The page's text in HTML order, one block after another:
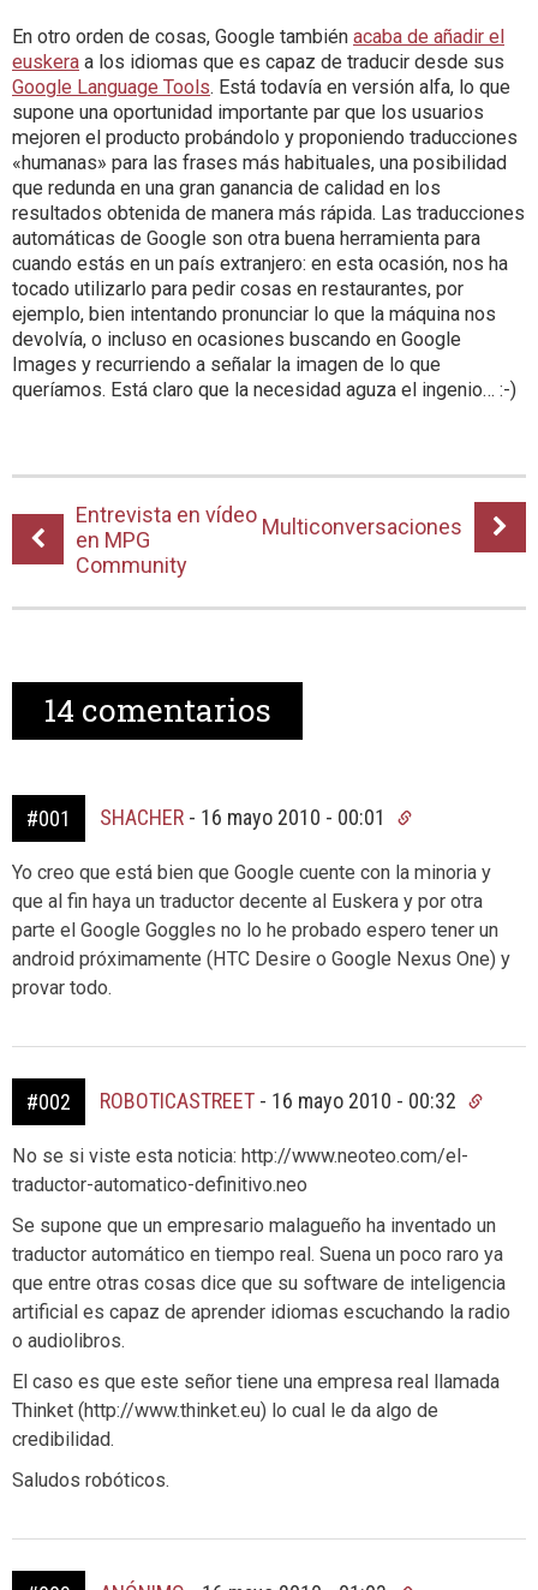
En otro orden de cosas, Google también acaba de añadir el
euskera a los idiomas que es capaz de traducir desde sus
Google Language Tools. Está todavía en versión alfa, lo que
supone una oportunidad importante par que los usuarios
mejoren el producto probándolo y proponiendo traducciones
«humanas» para las frases más habituales, una posibilidad
que redunda en una gran ganancia de calidad en los
resultados obtenida de manera más rápida. Las traducciones
automáticas de Google son otra buena herramienta para
cuando estás en un país extranjero: en esta ocasión, nos ha
tocado utilizarlo para pedir cosas en restaurantes, por
ejemplo, bien intentando pronunciar lo que la máquina nos
devolvía, o incluso en ocasiones buscando en Google
Images y recurriendo a señalar la imagen de lo que
queríamos. Está claro que la necesidad aguza el ingenio… :-)
Entrevista en vídeo
en MPG
Community
Multiconversaciones
14 comentarios
#001 SHACHER - 16 mayo 2010 - 00:01
Yo creo que está bien que Google cuente con la minoria y
que al fin haya un traductor decente al Euskera y por otra
parte el Google Goggles no lo he probado espero tener un
android próximamente (HTC Desire o Google Nexus One) y
provar todo.
#002 ROBOTICASTREET - 16 mayo 2010 - 00:32
No se si viste esta noticia: http://www.neoteo.com/el-
traductor-automatico-definitivo.neo
Se supone que un empresario malagueño ha inventado un
traductor automático en tiempo real. Suena un poco raro ya
que entre otras cosas dice que su software de inteligencia
artificial es capaz de aprender idiomas escuchando la radio
o audiolibros.
El caso es que este señor tiene una empresa real llamada
Thinket (http://www.thinket.eu) lo cual le da algo de
credibilidad.
Saludos robóticos.